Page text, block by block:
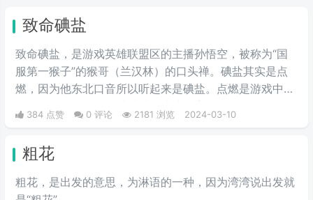
致命碘盐
致命碘盐，是游戏英雄联盟区的主播孙悟空，被称为“国
服第一猴子”的猴哥（兰汉林）的口头禅。碘盐其实是点
燃，因为他东北口音所以听起来是碘盐。点燃是游戏中的
一个召唤师技能，可以对对面造成伤害。
384 点赞 0 评论 2181 浏览 2024-03-10
粗花
粗花，是出发的意思，为淋语的一种，因为湾湾说出发就